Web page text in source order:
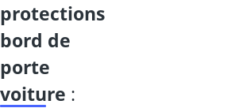
protections
bord de
porte
voiture :